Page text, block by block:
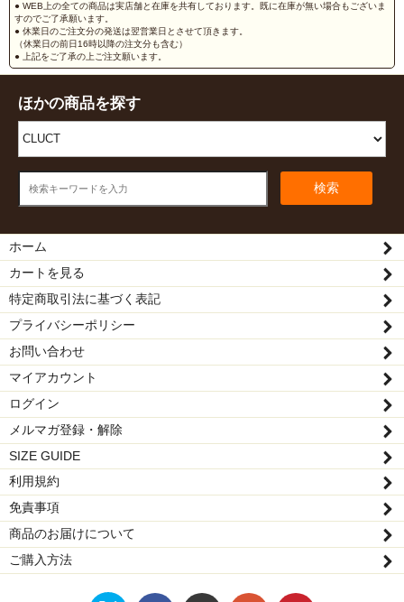
● WEB上の全ての商品は実店舗と在庫を共有しております。既に在庫が無い場合もございま
すのでご了承願います。
● 休業日のご注文分の発送は翌営業日とさせて頂きます。
（休業日の前日16時以降の注文分も含む）
● 上記をご了承の上ご注文願います。
ほかの商品を探す
検索
ホーム
カートを見る
特定商取引法に基づく表記
プライバシーポリシー
お問い合わせ
マイアカウント
ログイン
メルマガ登録・解除
SIZE GUIDE
利用規約
免責事項
商品のお届けについて
ご購入方法